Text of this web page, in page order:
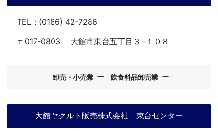
TEL：(0186) 42-7286
〒017-0803
大館市東台五丁目３−１０８
卸売・小売業 ー 飲食料品卸売業 ー
大館ヤクルト販売株式会社 東台センター